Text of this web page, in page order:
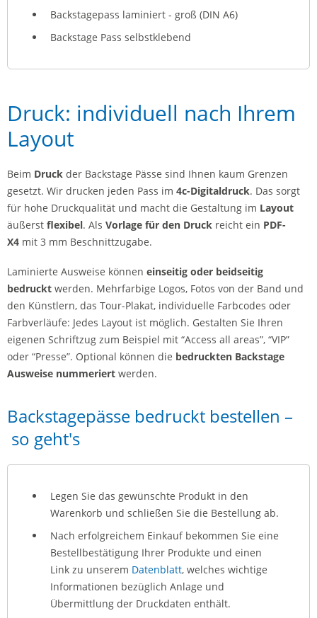
Backstagepass laminiert - groß (DIN A6)
Backstage Pass selbstklebend
Druck: individuell nach Ihrem
Layout
Beim Druck der Backstage Pässe sind Ihnen kaum Grenzen
gesetzt. Wir drucken jeden Pass im 4c-Digitaldruck. Das sorgt
für hohe Druckqualität und macht die Gestaltung im Layout
äußerst flexibel. Als Vorlage für den Druck reicht ein PDF-
X4 mit 3 mm Beschnittzugabe.
Laminierte Ausweise können einseitig oder beidseitig
bedruckt werden. Mehrfarbige Logos, Fotos von der Band und
den Künstlern, das Tour-Plakat, individuelle Farbcodes oder
Farbverläufe: Jedes Layout ist möglich. Gestalten Sie Ihren
eigenen Schriftzug zum Beispiel mit “Access all areas”, “VIP”
oder “Presse”. Optional können die bedruckten Backstage
Ausweise nummeriert werden.
Backstagepässe bedruckt bestellen –
so geht's
Legen Sie das gewünschte Produkt in den
Warenkorb und schließen Sie die Bestellung ab.
Nach erfolgreichem Einkauf bekommen Sie eine
Bestellbestätigung Ihrer Produkte und einen
Link zu unserem Datenblatt, welches wichtige
Informationen bezüglich Anlage und
Übermittlung der Druckdaten enthält.